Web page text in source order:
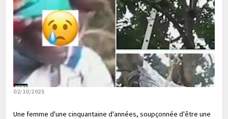
02/10/2025
Une femme d'une cinquantaine d'années, soupçonnée d'être une